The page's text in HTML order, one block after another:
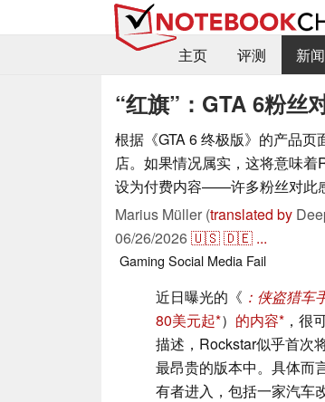
主页
评测 新闻
“红旗”：GTA 6粉丝
根据《GTA 6 终极版》的产品
店。如果情况属实，这将意味
设为付费内容——许多粉丝对此
Marius Müller (translated by
06/26/2026🇺🇸🇩🇪 ...
Gaming Social Media Fail
近日曝光的《 ：侠盗猎车
80美元起 ） 的内容
，很
描述，Rockstar似乎首次
最昂贵的版本中。具体而
有者进入，包括一家汽车